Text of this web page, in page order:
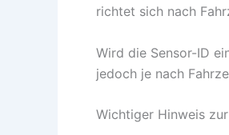
richtet sich nach
Wird die Sensor-ID
jedoch je nach
Wichtiger Hinweis